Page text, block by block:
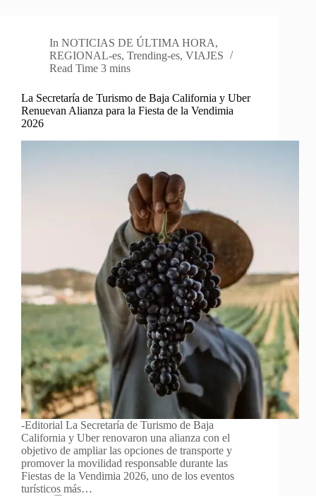
In NOTICIAS DE ÚLTIMA HORA,
REGIONAL-es, Trending-es, VIAJES
Read Time 3 mins
La Secretaría de Turismo de Baja California y Uber
Renuevan Alianza para la Fiesta de la Vendimia
2026
-Editorial La Secretaría de Turismo de Baja
California y Uber renovaron una alianza con el
objetivo de ampliar las opciones de transporte y
promover la movilidad responsable durante las
Fiestas de la Vendimia 2026, uno de los eventos
turísticos más…